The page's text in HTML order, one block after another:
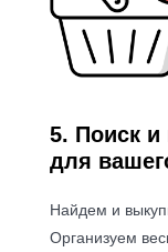
5. Поиск и
для
Найдем и
Организуем